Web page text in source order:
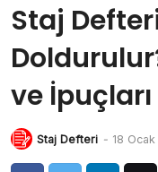
Staj
ve İpuçları
Staj Defteri - 18